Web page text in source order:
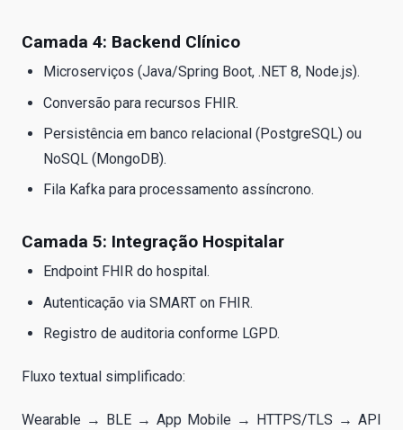
Camada 4: Backend Clínico
Microserviços (Java/Spring Boot, .NET 8, Node.js).
Conversão para recursos FHIR.
Persistência em banco relacional (PostgreSQL) ou
NoSQL (MongoDB).
Fila Kafka para processamento assíncrono.
Camada 5: Integração Hospitalar
Endpoint FHIR do hospital.
Autenticação via SMART on FHIR.
Registro de auditoria conforme LGPD.
Fluxo textual simplificado:
Wearable → BLE → App Mobile → HTTPS/TLS → API